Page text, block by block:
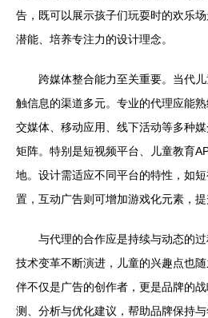
告，既可以展示孩子们玩耍时的欢乐
潜能、培养专注力的设计理念。
跨媒体整合能力至关重要。当代
触信息的渠道多元。专业的代理应能
交媒体、移动应用、线下活动等多种
矩阵。特别是短视频平台、儿童教育
地。设计需适应不同平台的特性，如
置，互动广告则可增加游戏化元素，提
与代理的合作应是持续与动态的过
技术变革不断演进，儿童的兴趣点也
伴不仅是广告的创作者，更是品牌的
测、分析与优化建议，帮助品牌保持